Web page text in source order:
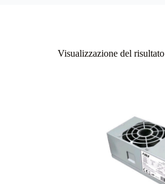
Visualizzazione del risultato